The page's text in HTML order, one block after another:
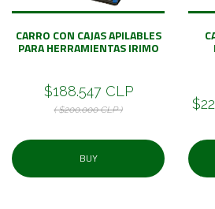
CARRO CON CAJAS APILABLES
PARA HERRAMIENTAS IRIMO
$188.547 CLP
( $200.000 CLP )
BUY